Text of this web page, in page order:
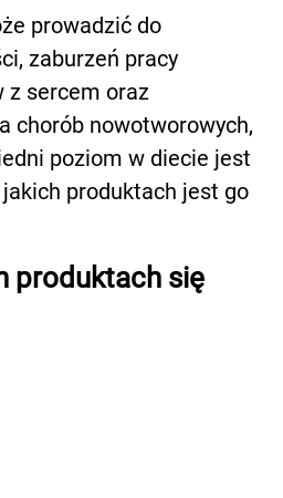
prowadzić do
zaburzeń pracy
z sercem oraz
chorób nowotworowych,
poziom w diecie jest
produktach jest go
produktach się